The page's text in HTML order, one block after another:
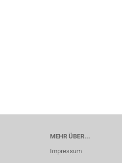
MEHR ÜBER...
Impressum